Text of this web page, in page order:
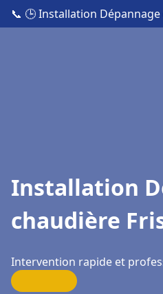
📞 🕒 Installation
Installation
chaudière
Intervention rapide et